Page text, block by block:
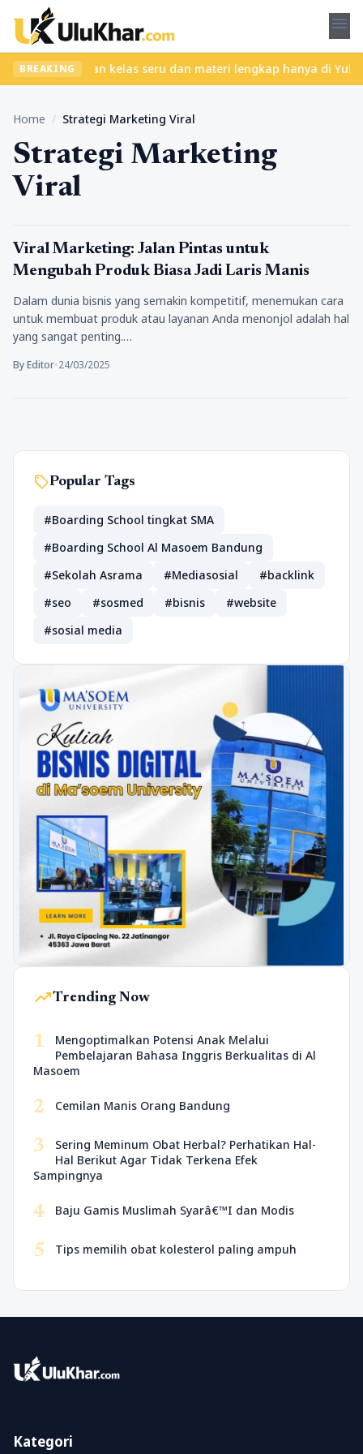
menu
BREAKING
Temukan kelas seru dan materi lengkap hanya di
Home / Strategi Marketing Viral
Strategi Marketing
Viral
Bisnis
Viral Marketing: Jalan Pintas untuk
Mengubah Produk Biasa Jadi Laris Manis
Dalam dunia bisnis yang semakin kompetitif, menemukan cara
untuk membuat produk atau layanan Anda menonjol adalah hal
yang sangat penting.…
By Editor•24/03/2025
sellPopular Tags
#Boarding School tingkat SMA
#Boarding School Al Masoem Bandung
#Sekolah Asrama
#Mediasosial
#backlink
#seo
#sosmed #bisnis
#website
#sosial media
trending_upTrending Now
1
Mengoptimalkan Potensi Anak Melalui
Pembelajaran Bahasa Inggris Berkualitas di Al
Masoem
2 Cemilan Manis Orang Bandung
3
Sering Meminum Obat Herbal? Perhatikan Hal-
Hal Berikut Agar Tidak Terkena Efek
Sampingnya
4 Baju Gamis Muslimah Syarâ€™I dan Modis
5 Tips memilih obat kolesterol paling ampuh
Kategori